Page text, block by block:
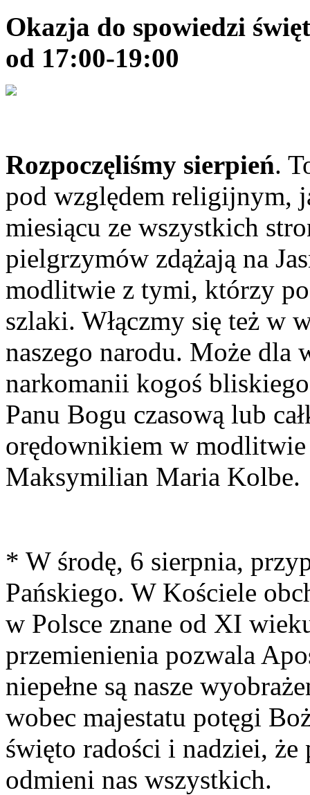
Okazja do spowiedzi
od 17:00-19:00
Rozpoczęliśmy sierpień.
pod względem religijnym,
miesiącu ze wszystkich
pielgrzymów zdążają na
modlitwie z tymi, którzy
szlaki. Włączmy się też w
naszego narodu. Może dla
narkomanii kogoś
Panu Bogu czasową lub
orędownikiem w
Maksymilian Maria Kolbe.
* W środę, 6 sierpnia,
Pańskiego. W Kościele
w Polsce znane od XI
przemienienia pozwala
niepełne są nasze
wobec majestatu potęgi
święto radości i nadziei,
odmieni nas wszystkich.